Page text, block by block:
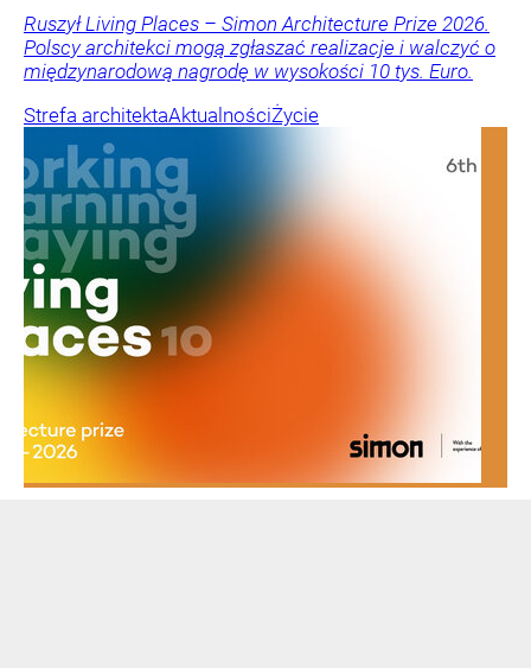
Ruszył Living Places – Simon Architecture Prize 2026.
Polscy architekci mogą zgłaszać realizacje i walczyć o
międzynarodową nagrodę w wysokości 10 tys. Euro.
Strefa architektaAktualnościŻycie